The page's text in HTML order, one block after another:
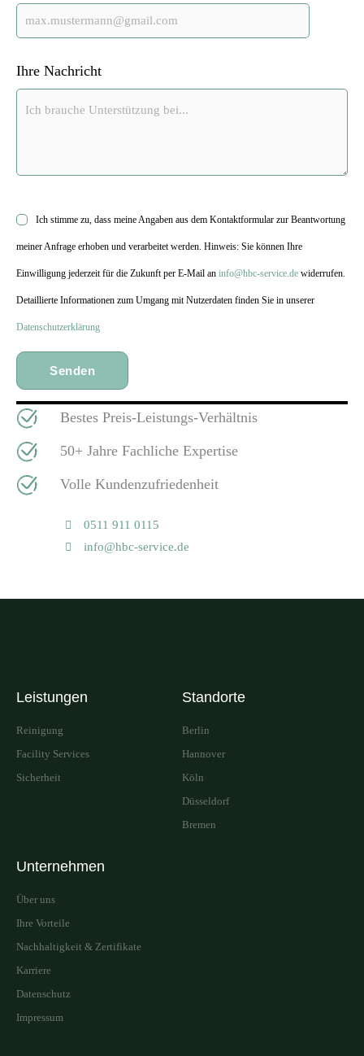
Ihre Nachricht
Ich stimme zu, dass meine Angaben aus dem Kontaktformular zur Beantwortung
meiner Anfrage erhoben und verarbeitet werden. Hinweis: Sie können Ihre
Einwilligung jederzeit für die Zukunft per E-Mail an info@hbc-service.de widerrufen.
Detaillierte Informationen zum Umgang mit Nutzerdaten finden Sie in unserer
Datenschutzerklärung
Bestes Preis-Leistungs-Verhältnis
50+ Jahre Fachliche Expertise
Volle Kundenzufriedenheit
0511 911 0115
info@hbc-service.de
Leistungen
Reinigung
Facility Services
Sicherheit
Standorte
Berlin
Hannover
Köln
Düsseldorf
Bremen
Unternehmen
Über uns
Ihre Vorteile
Nachhaltigkeit & Zertifikate
Karriere
Datenschutz
Impressum